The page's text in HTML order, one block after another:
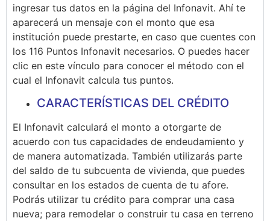
ingresar tus datos en la página del Infonavit. Ahí te
aparecerá un mensaje con el monto que esa
institución puede prestarte, en caso que cuentes con
los 116 Puntos Infonavit necesarios. O puedes hacer
clic en este vínculo para conocer el método con el
cual el Infonavit calcula tus puntos.
CARACTERÍSTICAS DEL CRÉDITO
El Infonavit calculará el monto a otorgarte de
acuerdo con tus capacidades de endeudamiento y
de manera automatizada. También utilizarás parte
del saldo de tu subcuenta de vivienda, que puedes
consultar en los estados de cuenta de tu afore.
Podrás utilizar tu crédito para comprar una casa
nueva; para remodelar o construir tu casa en terreno